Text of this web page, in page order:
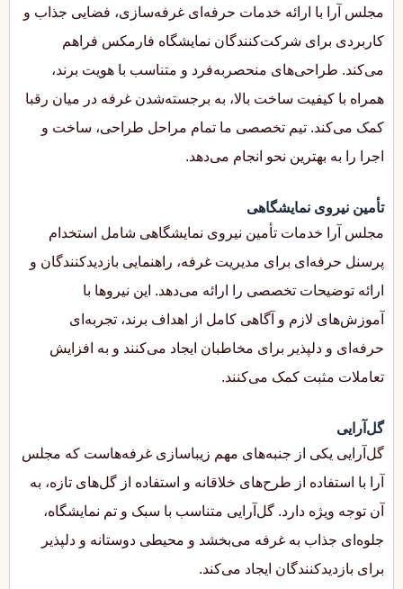
مجلس آرا با ارائه خدمات حرفه‌ای غرفه‌سازی، فضایی جذاب و
کاربردی برای شرکت‌کنندگان نمایشگاه فارمکس فراهم
می‌کند. طراحی‌های منحصربه‌فرد و متناسب با هویت برند،
همراه با کیفیت ساخت بالا، به برجسته‌شدن غرفه در میان رقبا
کمک می‌کند. تیم تخصصی ما تمام مراحل طراحی، ساخت و
اجرا را به بهترین نحو انجام می‌دهد.
تأمین نیروی نمایشگاهی
مجلس آرا خدمات تأمین نیروی نمایشگاهی شامل استخدام
پرسنل حرفه‌ای برای مدیریت غرفه، راهنمایی بازدیدکنندگان و
ارائه توضیحات تخصصی را ارائه می‌دهد. این نیروها با
آموزش‌های لازم و آگاهی کامل از اهداف برند، تجربه‌ای
حرفه‌ای و دلپذیر برای مخاطبان ایجاد می‌کنند و به افزایش
تعاملات مثبت کمک می‌کنند.
گل‌آرایی
گل‌آرایی یکی از جنبه‌های مهم زیباسازی غرفه‌هاست که مجلس
آرا با استفاده از طرح‌های خلاقانه و استفاده از گل‌های تازه، به
آن توجه ویژه دارد. گل‌آرایی متناسب با سبک و تم نمایشگاه،
جلوه‌ای جذاب به غرفه می‌بخشد و محیطی دوستانه و دلپذیر
برای بازدیدکنندگان ایجاد می‌کند.